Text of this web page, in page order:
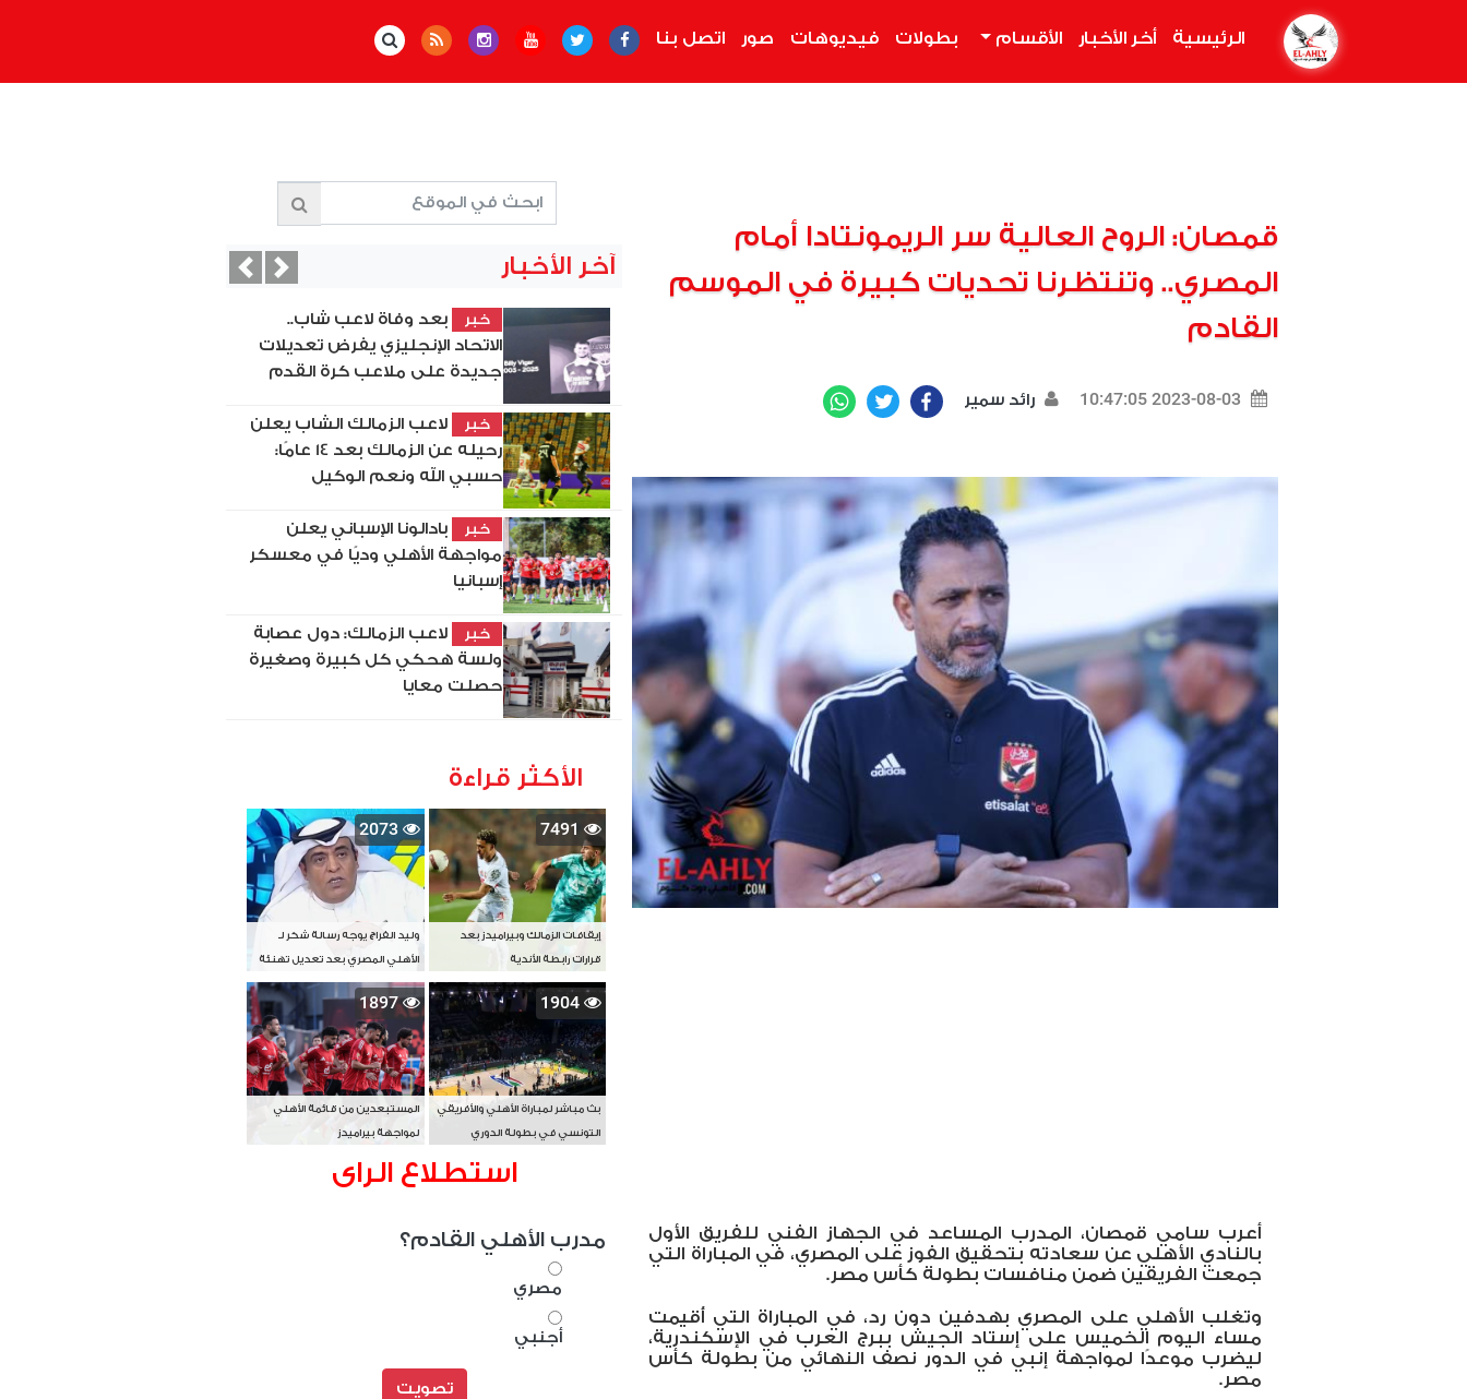
الرئيسية أخر الأخبار الأقسام بطولات فيديوهات صور اتصل بنا
قمصان: الروح العالية سر الريمونتادا أمام
المصري.. وتنتظرنا تحديات كبيرة في الموسم
القادم
2023-08-03 10:47:05 رائد سمير Facebook
Twitter
أعرب سامي قمصان، المدرب المساعد في الجهاز الفني للفريق الأول
بالنادي الأهلي عن سعادته بتحقيق الفوز على المصري، في المباراة التي
جمعت الفريقين ضمن منافسات بطولة كأس مصر.
وتغلب الأهلي على المصري بهدفين دون رد، في المباراة التي أُقيمت
مساء اليوم الخميس على إستاد الجيش ببرج العرب في الإسكندرية،
ليضرب موعدًا لمواجهة إنبي في الدور نصف النهائي من بطولة كأس
مصر.
آخر الأخبار
خبر
بعد وفاة لاعب شاب..
الاتحاد الإنجليزي يفرض تعديلات
جديدة على ملاعب كرة القدم
خبر
لاعب الزمالك الشاب يعلن
رحيله عن الزمالك بعد 14 عامًا:
حسبي الله ونعم الوكيل
خبر
بادالونا الإسباني يعلن
مواجهة الأهلي وديًا في معسكر
إسبانيا
خبر
لاعب الزمالك: دول عصابة
ولسة هحكي كل كبيرة وصغيرة
حصلت معايا
PreviousNext
الأكثر قراءة
7491
إيقافات الزمالك وبيراميدز بعد
قرارات رابطة الأندية
2073
وليد الفراج يوجه رسالة شكر لـ
الأهلي المصري بعد تعديل تهنئة
بطل آسيا
1904
بث مباشر لمباراة الأهلي والأفريقي
التونسي في بطولة الدوري
1897
المستبعدين من قائمة الأهلي
لمواجهة بيراميدز
استطلاع الراى
مدرب الأهلي القادم؟
مصري
أجنبي
تصويت